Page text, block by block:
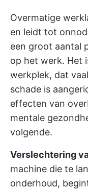
Overmatige
en leidt tot
een groot aantal
op het werk. Het
werkplek, dat
schade is
effecten van
mentale
volgende.
Verslechtering
machine die te
onderhoud,